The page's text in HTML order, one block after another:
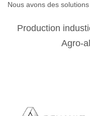
Nous avons des
Production
Agro-